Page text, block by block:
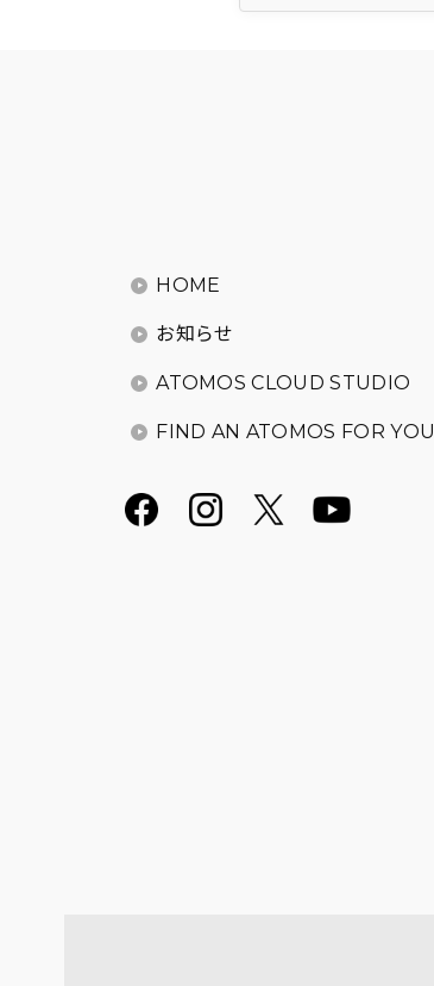
HOME
お知らせ
ATOMOS CLOUD STUDIO
FIND AN ATOMOS FOR YOU